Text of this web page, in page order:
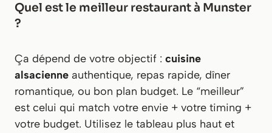
Quel est le meilleur restaurant à Munster
?
Ça dépend de votre objectif : cuisine
alsacienne authentique, repas rapide, dîner
romantique, ou bon plan budget. Le “meilleur”
est celui qui match votre envie + votre timing +
votre budget. Utilisez le tableau plus haut et